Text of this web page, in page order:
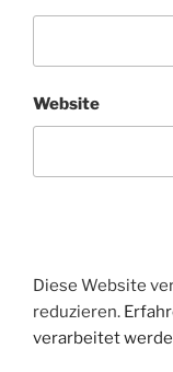
Website
Diese Website
reduzieren.
verarbeitet